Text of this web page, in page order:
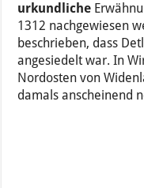
urkundliche
1312 nachgewiesen
beschrieben, dass
angesiedelt war. In
Nordosten von
damals anscheinend